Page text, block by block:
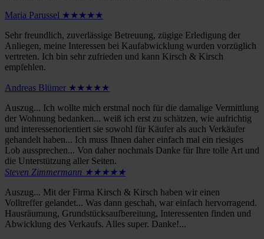
Maria Parussel ★★★★★
Sehr freundlich, zuverlässige Betreuung, zügige Erledigung der
Anliegen, meine Interessen bei Kaufabwicklung wurden vorzüglich
vertreten. Ich bin sehr zufrieden und kann Kirsch & Kirsch
empfehlen.
Andreas Blümer ★★★★★
Auszug... Ich wollte mich erstmal noch für die damalige Vermittlung
der Wohnung bedanken... weiß ich erst zu schätzen, wie aufrichtig
und interessenorientiert sie sowohl für Käufer als auch Verkäufer
gehandelt haben... Ich muss Ihnen daher einfach mal ein riesiges
Lob aussprechen... Von daher nochmals Danke für Ihre tolle Art und
die Unterstützung aller Seiten.
Steven Zimmermann ★★★★★
Auszug... Mit der Firma Kirsch & Kirsch haben wir einen
Volltreffer gelandet... Was dann geschah, war einfach hervorragend.
Hausräumung, Grundstücksaufbereitung, Interessenten finden und
Abwicklung des Verkaufs. Alles super. Danke!...